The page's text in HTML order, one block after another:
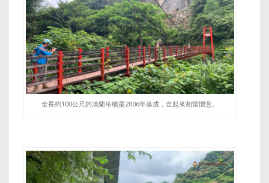
全長約100公尺的淡蘭吊橋是2006年落成，走起來相當愜意。